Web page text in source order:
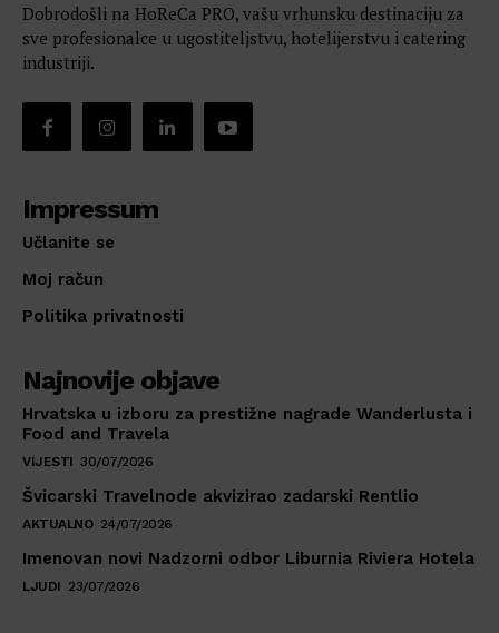
Dobrodošli na HoReCa PRO, vašu vrhunsku destinaciju za
sve profesionalce u ugostiteljstvu, hotelijerstvu i catering
industriji.
Impressum
Učlanite se
Moj račun
Politika privatnosti
Najnovije objave
Hrvatska u izboru za prestižne nagrade Wanderlusta i
Food and Travela
VIJESTI 30/07/2026
Švicarski Travelnode akvizirao zadarski Rentlio
AKTUALNO 24/07/2026
Imenovan novi Nadzorni odbor Liburnia Riviera Hotela
LJUDI 23/07/2026